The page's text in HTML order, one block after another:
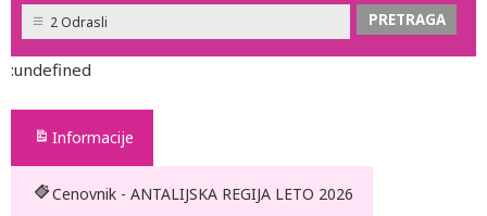
2 Odrasli
:undefined
Informacije
Cenovnik - ANTALIJSKA REGIJA LETO 2026